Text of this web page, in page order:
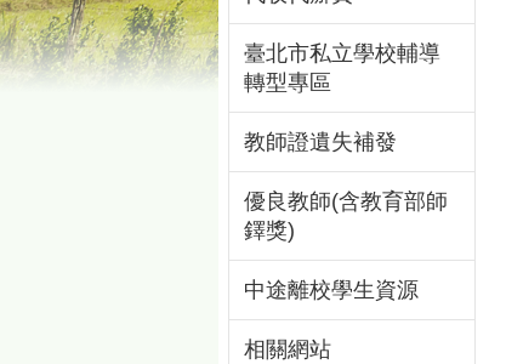
臺北市私立學校輔導
轉型專區
教師證遺失補發
優良教師(含教育部師
鐸獎)
中途離校學生資源
相關網站